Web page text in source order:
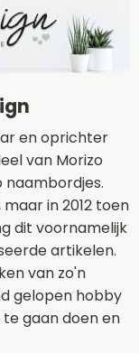
en oprichter
van Morizo
naambordjes.
in 2012 toen
dit voornamelijk
artikelen.
van zo'n
gelopen hobby
gaan doen en